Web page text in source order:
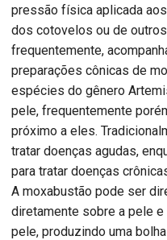
pressão física aplicada
dos cotovelos ou de
frequentemente,
preparações cônicas de
espécies do gênero
pele, frequentemente
próximo a eles.
tratar doenças agudas,
para tratar doenças
A moxabustão pode ser
diretamente sobre a pele
pele, produzindo uma